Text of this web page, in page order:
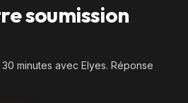
soumission
minutes avec Elyes. Réponse